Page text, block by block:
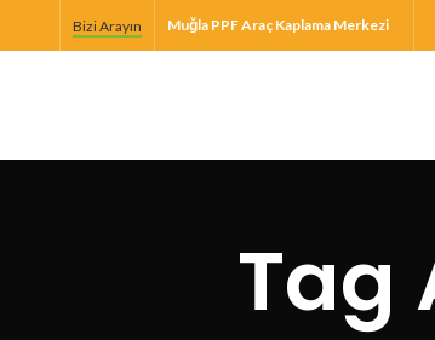
Bizi Arayın Muğla PPF Araç Kaplama Merkezi
Tag